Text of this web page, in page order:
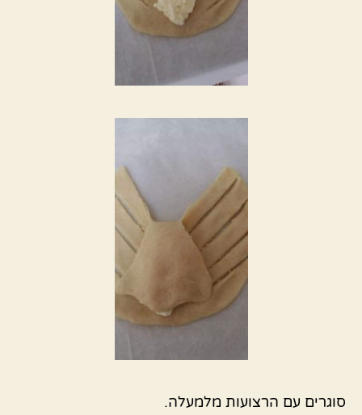
סוגרים עם הרצועות מלמעלה.